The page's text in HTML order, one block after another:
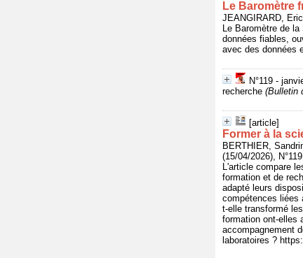
Le Baromètre
JEANGIRARD,
Le Baromètre de
données fiables,
avec des données
N°119 -
recherche (Bulletin
[article]
Former à la
BERTHIER,
(15/04/2026),
L'article compare
formation et de
adapté leurs
compétences liées
t-elle transformé
formation ont-elles
accompagnement
laboratoires ?